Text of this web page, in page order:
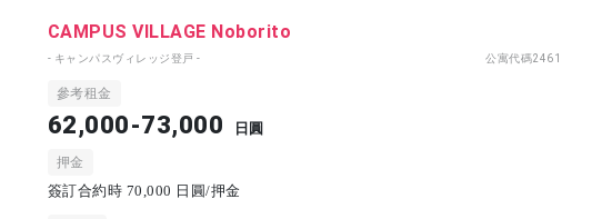
CAMPUS VILLAGE Noborito
- キャンパスヴィレッジ登戸 - 公寓代碼2461
參考租金
62,000-73,000 日圓
押金
簽訂合約時 70,000 日圓/押金